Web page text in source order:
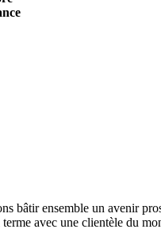
bâtir ensemble un avenir
avec une clientèle du